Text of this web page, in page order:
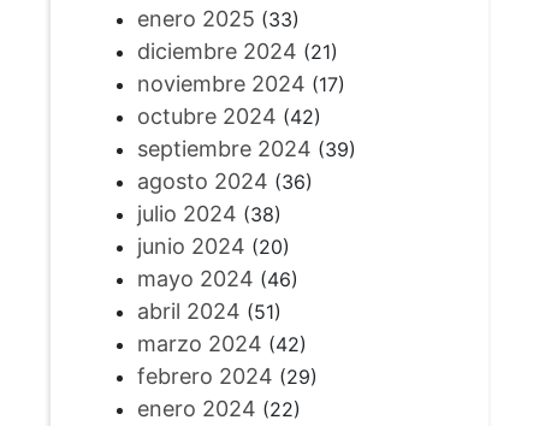
enero 2025 (33)
diciembre 2024 (21)
noviembre 2024 (17)
octubre 2024 (42)
septiembre 2024 (39)
agosto 2024 (36)
julio 2024 (38)
junio 2024 (20)
mayo 2024 (46)
abril 2024 (51)
marzo 2024 (42)
febrero 2024 (29)
enero 2024 (22)